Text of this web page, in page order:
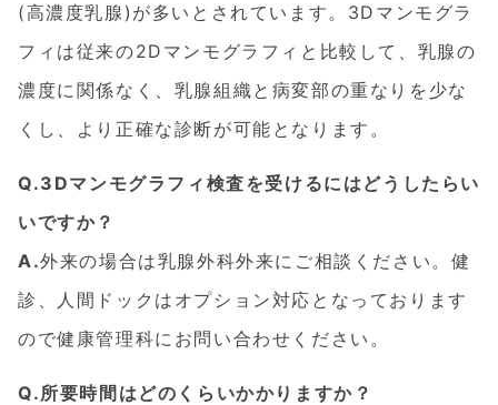
(高濃度乳腺)が多いとされています。3Dマンモグラ
フィは従来の2Dマンモグラフィと比較して、乳腺の
濃度に関係なく、乳腺組織と病変部の重なりを少な
くし、より正確な診断が可能となります。
Q.3Dマンモグラフィ検査を受けるにはどうしたらい
いですか？
A.外来の場合は乳腺外科外来にご相談ください。健
診、人間ドックはオプション対応となっております
ので健康管理科にお問い合わせください。
Q.所要時間はどのくらいかかりますか？